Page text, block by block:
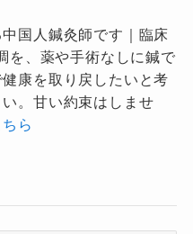
国人鍼灸師です｜臨床
を、薬や手術なしに鍼で
康を取り戻したいと考
。甘い約束はしませ
ちら